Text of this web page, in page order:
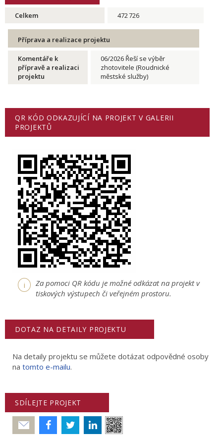
Celkem 472 726
Příprava a realizace projektu
Komentáře k
přípravě a realizaci
projektu
06/2026 Řeší se výběr
zhotovitele (Roudnické
městské služby)
QR KÓD ODKAZUJÍCÍ NA PROJEKT V GALERII
PROJEKTŮ
i
Za pomoci QR kódu je možné odkázat na projekt v
tiskových výstupech či veřejném prostoru.
DOTAZ NA DETAILY PROJEKTU
Na detaily projektu se můžete dotázat odpovědné osoby
na tomto e-mailu.
SDÍLEJTE PROJEKT
Poslat